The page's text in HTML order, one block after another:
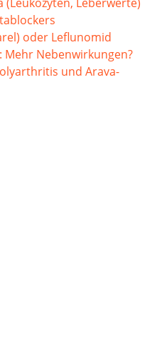
oder Leflunomid
Nebenwirkungen?
und Arava-